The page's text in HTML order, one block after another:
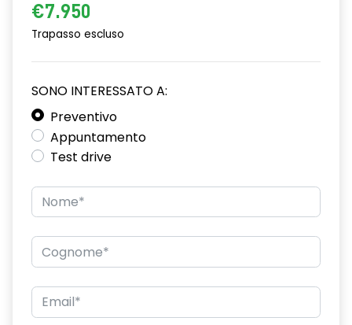
€7.950
Trapasso escluso
SONO INTERESSATO A:
Preventivo
Appuntamento
Test drive